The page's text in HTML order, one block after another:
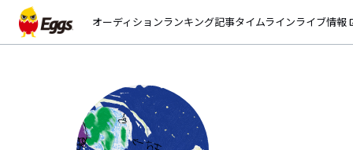
オーディションランキング記事タイムラインライブ情報